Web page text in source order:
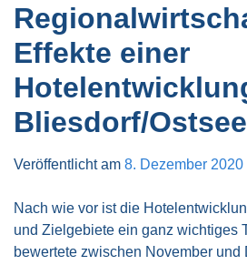
Effekte einer
Bliesdorf/Ostsee
Veröffentlicht am 8. Dezember 2020
Nach wie vor ist die
und Zielgebiete ein ganz wichtiges
bewertete zwischen November und